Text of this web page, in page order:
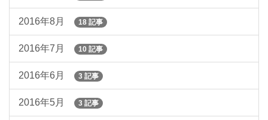
2016年8月 18 記事
2016年7月 10 記事
2016年6月 3 記事
2016年5月 3 記事